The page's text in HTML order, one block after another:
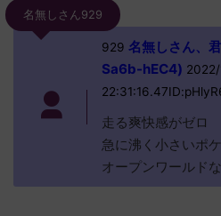
名無しさん929
929 名無しさん、
Sa6b-hEC4) 2022/
走る爽快感がゼロ
急に沸く小さいポ
オープンワールド